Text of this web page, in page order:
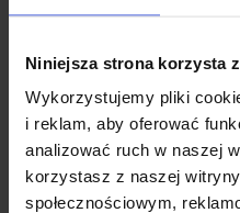
Niniejsza strona korzysta
Wykorzystujemy pliki
i reklam, aby oferować
analizować ruch w naszej
korzystasz z naszej
społecznościowym,
Przed podjęciem
się z autoryzowanym
Nationale‑Nederlanden.
dokumenty (OWU) i
realne potrzeby Twojej